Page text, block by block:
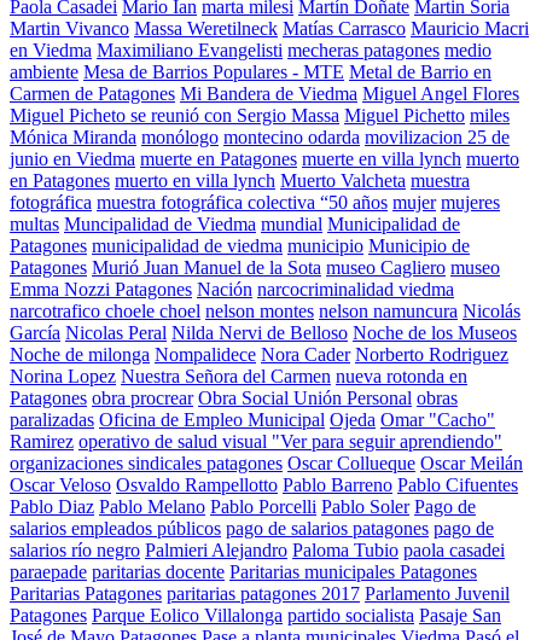
Paola Casadei Mario Ian marta milesi Martín Doñate Martin Soria
Martin Vivanco Massa Weretilneck Matías Carrasco Mauricio Macri
en Viedma Maximiliano Evangelisti mecheras patagones medio
ambiente Mesa de Barrios Populares - MTE Metal de Barrio en
Carmen de Patagones Mi Bandera de Viedma Miguel Angel Flores
Miguel Picheto se reunió con Sergio Massa Miguel Pichetto miles
Mónica Miranda monólogo montecino odarda movilizacion 25 de
junio en Viedma muerte en Patagones muerte en villa lynch muerto
en Patagones muerto en villa lynch Muerto Valcheta muestra
fotográfica muestra fotográfica colectiva “50 años mujer mujeres
multas Muncipalidad de Viedma mundial Municipalidad de
Patagones municipalidad de viedma municipio Municipio de
Patagones Murió Juan Manuel de la Sota museo Cagliero museo
Emma Nozzi Patagones Nación narcocriminalidad viedma
narcotrafico choele choel nelson montes nelson namuncura Nicolás
García Nicolas Peral Nilda Nervi de Belloso Noche de los Museos
Noche de milonga Nompalidece Nora Cader Norberto Rodriguez
Norina Lopez Nuestra Señora del Carmen nueva rotonda en
Patagones obra procrear Obra Social Unión Personal obras
paralizadas Oficina de Empleo Municipal Ojeda Omar "Cacho"
Ramirez operativo de salud visual "Ver para seguir aprendiendo"
organizaciones sindicales patagones Oscar Collueque Oscar Meilán
Oscar Veloso Osvaldo Rampellotto Pablo Barreno Pablo Cifuentes
Pablo Diaz Pablo Melano Pablo Porcelli Pablo Soler Pago de
salarios empleados públicos pago de salarios patagones pago de
salarios río negro Palmieri Alejandro Paloma Tubio paola casadei
paraepade paritarias docente Paritarias municipales Patagones
Paritarias Patagones paritarias patagones 2017 Parlamento Juvenil
Patagones Parque Eolico Villalonga partido socialista Pasaje San